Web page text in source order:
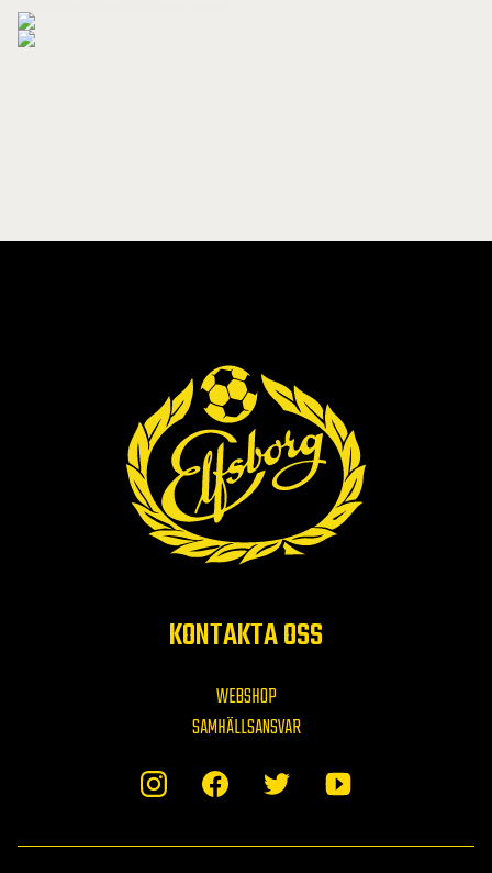
KONTAKTA OSS
WEBSHOP
SAMHÄLLSANSVAR